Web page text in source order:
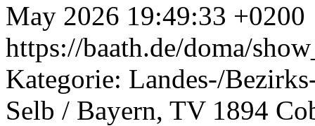
May 2026 19:49:33 +0200
https://baath.de/doma/
Kategorie: Landes-/
Selb / Bayern, TV 1894